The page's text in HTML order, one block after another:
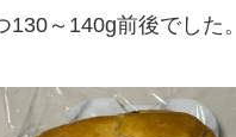
130～140g前後でした。